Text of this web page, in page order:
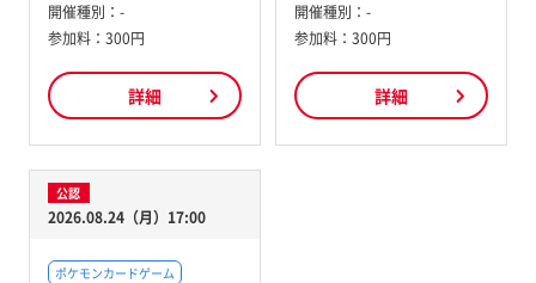
開催種別： -
参加料： 300円
詳細
開催種別： -
参加料： 300円
詳細
公認
2026.08.24（月）17:00
ポケモンカードゲーム